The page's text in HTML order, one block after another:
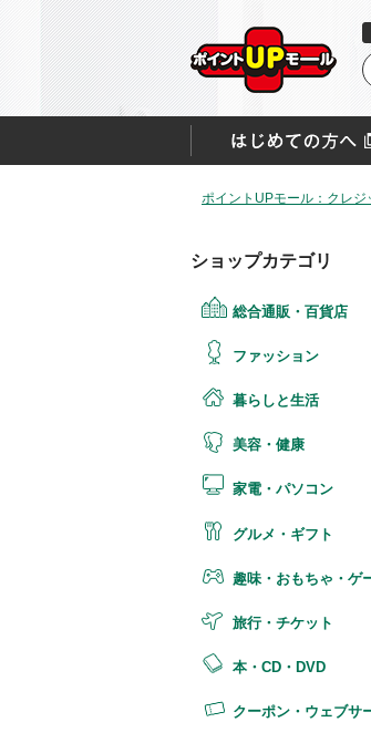
ポイントUPモール：クレ
ショップカテゴリ
総合通販・百貨店
ファッション
暮らしと生活
美容・健康
家電・パソコン
グルメ・ギフト
趣味・おもちゃ・ゲ
旅行・チケット
本・CD・DVD
クーポン・ウェブサ